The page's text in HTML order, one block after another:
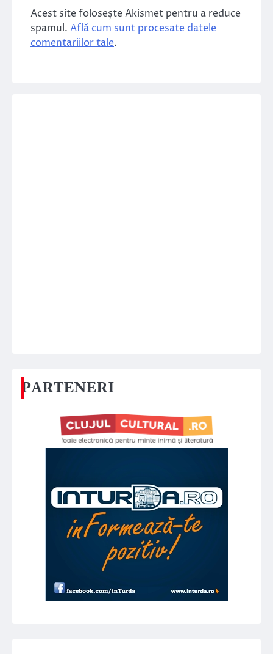
Acest site folosește Akismet pentru a reduce
spamul. Află cum sunt procesate datele
comentariilor tale.
PARTENERI